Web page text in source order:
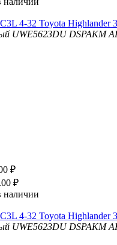
4-32 Toyota
UWE5623DU DSPAKM
₽
₽
наличии
4-32 Toyota
UWE5623DU DSPAKM